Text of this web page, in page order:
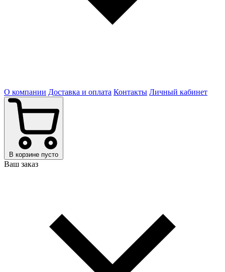
О компании Доставка и оплата Контакты Личный кабинет
В корзине пусто
Ваш заказ